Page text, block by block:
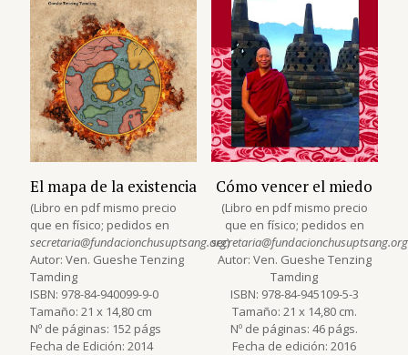
El mapa de la existencia
(Libro en pdf mismo precio
que en físico; pedidos en
secretaria@fundacionchusuptsang.org)
Autor: Ven. Gueshe Tenzing
Tamding
ISBN: 978-84-940099-9-0
Tamaño: 21 x 14,80 cm
Nº de páginas: 152 págs
Fecha de Edición: 2014
Cómo vencer el miedo
(Libro en pdf mismo precio
que en físico; pedidos en
secretaria@fundacionchusuptsang.org
Autor: Ven. Gueshe Tenzing
Tamding
ISBN: 978-84-945109-5-3
Tamaño: 21 x 14,80 cm.
Nº de páginas: 46 págs.
Fecha de edición: 2016